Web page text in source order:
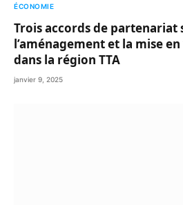
ÉCONOMIE
Trois accords de partenariat
l’aménagement et la mise
dans la région TTA
janvier 9, 2025